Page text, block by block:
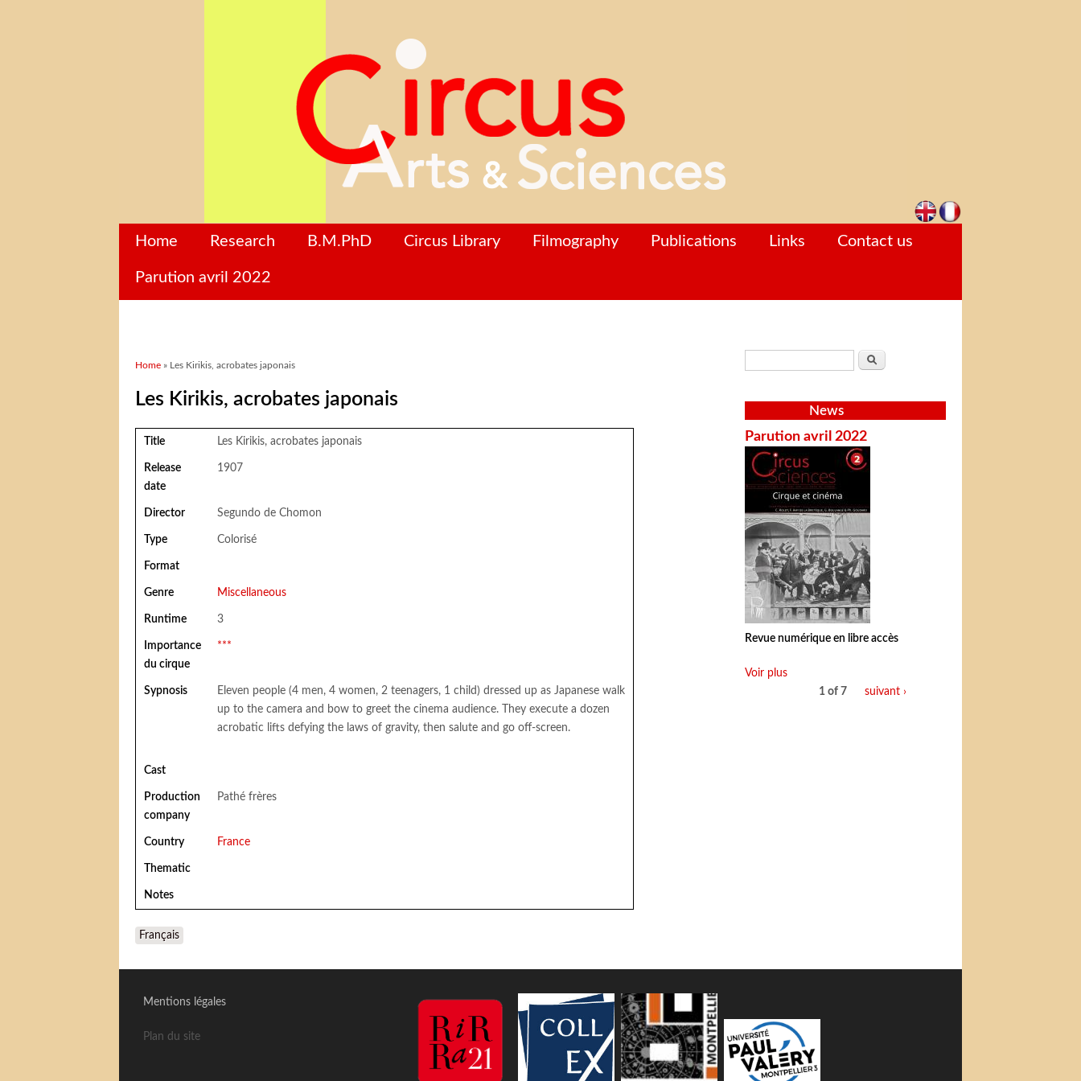
Home Research B.M.PhD Circus Library Filmography Publications Links Contact us
Parution avril 2022
You are here
Home » Les Kirikis, acrobates japonais
Les Kirikis, acrobates japonais
Title Les Kirikis, acrobates japonais
Release
date
1907
Director Segundo de Chomon
Type Colorisé
Format
Genre Miscellaneous
Runtime 3
Importance
du cirque
***
Sypnosis
Eleven people (4 men, 4 women, 2 teenagers, 1 child) dressed up as Japanese walk
up to the camera and bow to greet the cinema audience. They execute a dozen
acrobatic lifts defying the laws of gravity, then salute and go off-screen.
Cast
Production
company
Pathé frères
Country France
Thematic
Notes
Français
Search
News
Parution avril 2022
Revue numérique en libre accès
Voir plus
1 of 7
suivant ›
Mentions légales
Plan du site